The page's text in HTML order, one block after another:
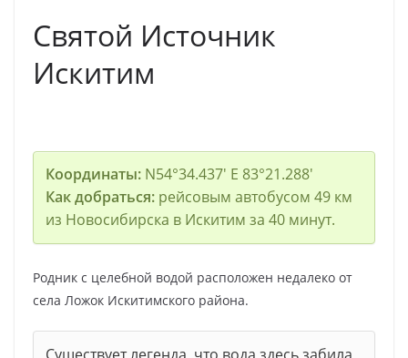
Святой Источник
Искитим
Координаты:N54°34.437′ E 83°21.288′
Как добраться:рейсовым автобусом 49 км
из Новосибирска в Искитим за 40 минут.
Родник с целебной водой расположен недалеко от
села Ложок Искитимского района.